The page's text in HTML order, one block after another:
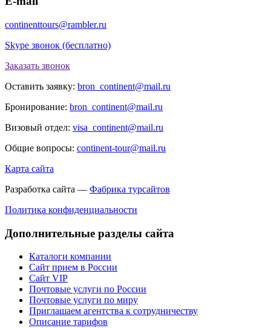
continenttours@rambler.ru
Skype звонок (бесплатно)
Заказать звонок
Оставить заявку: bron_continent@mail.ru
Бронирование: bron_continent@mail.ru
Визовый отдел: visa_continent@mail.ru
Общие вопросы: continent-tour@mail.ru
Карта сайта
Разработка сайта — Фабрика турсайтов
Политика конфиденциальности
Дополнительные разделы сайта
Каталоги компании
Сайт прием в России
Сайт VIP
Почтовые услуги по России
Почтовые услуги по миру
Приглашаем агентства к сотрудничеству
Описание тарифов